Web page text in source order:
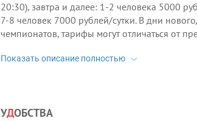
20:30), завтра и далее: 1-2 человека 5000
7-8 человек 7000 рублей/сутки. В дни
чемпионатов, тарифы могут отличаться от
УДОБСТВА